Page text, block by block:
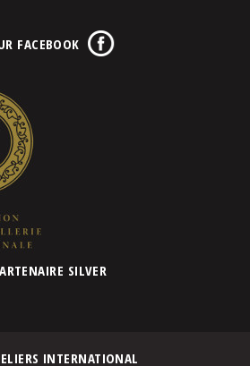
FACEBOOK
SILVER
INTERNATIONAL